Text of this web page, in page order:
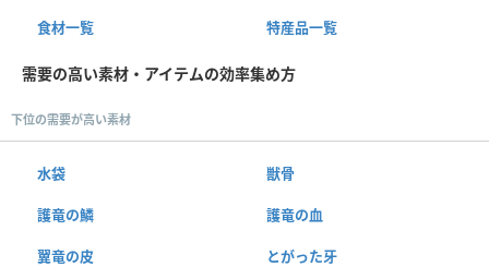
食材一覧 特産品一覧
需要の高い素材・アイテムの効率集め方
下位の需要が高い素材
水袋 獣骨
護竜の鱗 護竜の血
翼竜の皮 とがった牙